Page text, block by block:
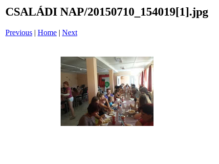
CSALÁDI NAP/20150710_154019[1].jpg
Previous | Home | Next